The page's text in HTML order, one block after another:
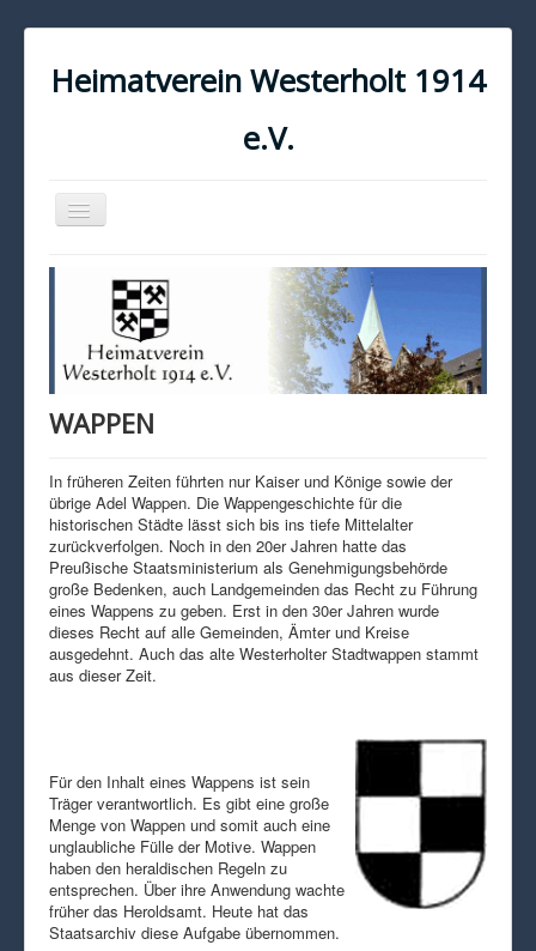
Heimatverein Westerholt 1914
e.V.
Navigation
an/aus
KONTAKT
IMPRESSUM
DATENSCHUTZ
WAPPEN
In früheren Zeiten führten nur Kaiser und Könige sowie der
übrige Adel Wappen. Die Wappengeschichte für die
historischen Städte lässt sich bis ins tiefe Mittelalter
zurückverfolgen. Noch in den 20er Jahren hatte das
Preußische Staatsministerium als Genehmigungsbehörde
große Bedenken, auch Landgemeinden das Recht zu Führung
eines Wappens zu geben. Erst in den 30er Jahren wurde
dieses Recht auf alle Gemeinden, Ämter und Kreise
ausgedehnt. Auch das alte Westerholter Stadtwappen stammt
aus dieser Zeit.
Für den Inhalt eines Wappens ist sein
Träger verantwortlich. Es gibt eine große
Menge von Wappen und somit auch eine
unglaubliche Fülle der Motive. Wappen
haben den heraldischen Regeln zu
entsprechen. Über ihre Anwendung wachte
früher das Heroldsamt. Heute hat das
Staatsarchiv diese Aufgabe übernommen.